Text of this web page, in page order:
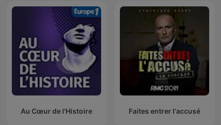
Au Cœur de l'Histoire Faites entrer l'accusé